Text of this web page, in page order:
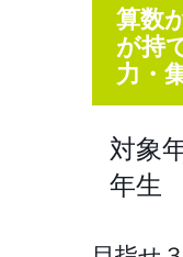
算数
が持
力・
対象
年生